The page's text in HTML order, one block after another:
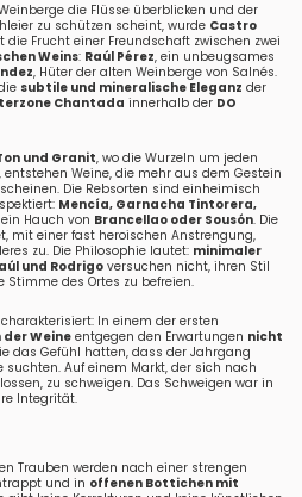
die Flüsse überblicken und der
zu schützen scheint, wurde Castro
die Frucht einer Freundschaft zwischen zwei
Weins: Raúl Pérez, ein unbeugsames
, Hüter der alten Weinberge von Salnés.
subtile und mineralische Eleganz der
Chantada innerhalb der DO
und Granit, wo die Wurzeln um jeden
Weine, die mehr aus dem Gestein
Die Rebsorten sind einheimisch
Mencía, Garnacha Tintorera,
Hauch von Brancellao oder Sousón. Die
mit einer fast heroischen Anstrengung,
zu. Die Philosophie lautet: minimaler
und Rodrigo versuchen nicht, ihren Stil
des Ortes zu befreien.
In einem der ersten
der Weine entgegen den Erwartungen nicht
das Gefühl hatten, dass der Jahrgang
Auf einem Markt, der sich nach
zu schweigen. Das Schweigen war in
Integrität.
Trauben werden nach einer strengen
und in offenen Bottichen mit